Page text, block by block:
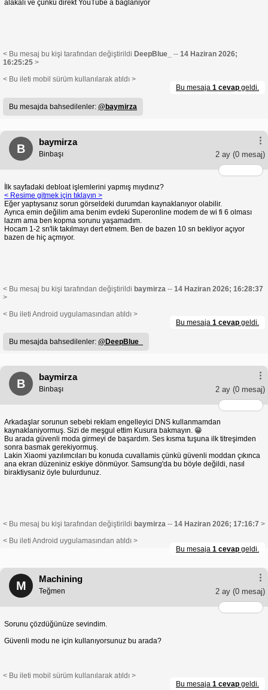
alakalı ve çünkü direkt YouTube a baglaniyor
< Bu mesaj bu kişi tarafından değiştirildi DeepBlue_ -- 14 Haziran 2026;
16:25:25 >
< Bu ileti mobil sürüm kullanılarak atıldı >
Bu mesaja 1 cevap geldi.
Bu mesajda bahsedilenler: @baymirza
B
baymirza
2 ay (0 mesaj)
Binbaşı
İlk sayfadaki debloat işlemlerini yapmış mıydınız?
< Resime gitmek için tıklayın >
Eğer yaptıysanız sorun görseldeki durumdan kaynaklanıyor olabilir.
Ayrıca emin değilim ama benim evdeki Superonline modem de wi fi 6 olması
lazım ama ben kopma sorunu yaşamadım.
Hocam 1-2 sn'lik takılmayı dert etmem. Ben de bazen 10 sn bekliyor açıyor
bazen de hiç açmıyor.
< Bu mesaj bu kişi tarafından değiştirildi baymirza -- 14 Haziran 2026; 16:28:37
>
< Bu ileti Android uygulamasından atıldı >
Bu mesaja 1 cevap geldi.
Bu mesajda bahsedilenler: @DeepBlue_
B
baymirza
2 ay (0 mesaj)
Binbaşı
Arkadaşlar sorunun sebebi reklam engelleyici DNS kullanmamdan
kaynaklaniyormuş. Sizi de meşgul ettim Kusura bakmayın. 😁
Bu arada güvenli moda girmeyi de başardım. Ses kısma tuşuna ilk titreşimden
sonra basmak gerekiyormuş.
Lakin Xiaomi yazılımcıları bu konuda cuvallamis çünkü güvenli moddan çıkınca
ana ekran düzeniniz eskiye dönmüyor. Samsung'da bu böyle değildi, nasıl
biraktiysaniz öyle bulurdunuz.
< Bu mesaj bu kişi tarafından değiştirildi baymirza -- 14 Haziran 2026; 17:16:7 >
< Bu ileti Android uygulamasından atıldı >
Bu mesaja 1 cevap geldi.
M
Machining
2 ay (0 mesaj)
Teğmen
Sorunu çözdüğünüze sevindim.
Güvenli modu ne için kullanıyorsunuz bu arada?
< Bu ileti mobil sürüm kullanılarak atıldı >
Bu mesaja 1 cevap geldi.